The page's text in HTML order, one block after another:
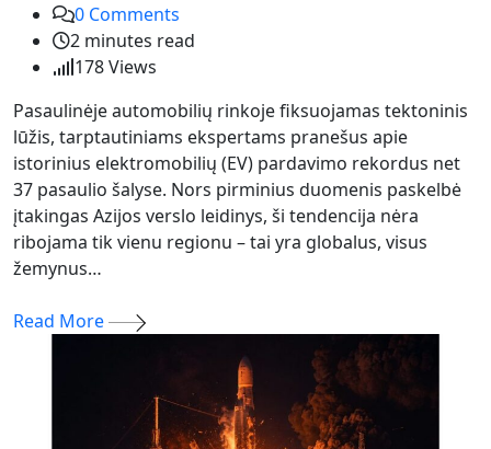
0 Comments
2 minutes read
178Views
Pasaulinėje automobilių rinkoje fiksuojamas tektoninis
lūžis, tarptautiniams ekspertams pranešus apie
istorinius elektromobilių (EV) pardavimo rekordus net
37 pasaulio šalyse. Nors pirminius duomenis paskelbė
įtakingas Azijos verslo leidinys, ši tendencija nėra
ribojama tik vienu regionu – tai yra globalus, visus
žemynus…
Read More